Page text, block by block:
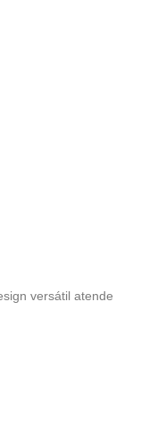
versátil atende